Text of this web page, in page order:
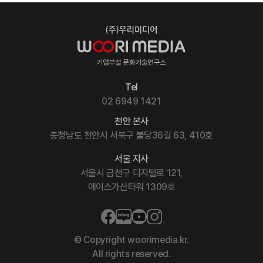
천안 본사
충청남도 천안시 서북구 불당36길 63, 410호
Tel
02 6949 1421
서울 지사
서울시 금천구 디지털로 121,
에이스가산타워 1309호
© Copyright woorimedia.kr.
All rights reserved.